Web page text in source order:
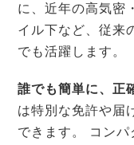
に、近年の高気密
イル下など、従来
でも活躍します。
誰でも簡単に、正
は特別な免許や届
できます。 コン